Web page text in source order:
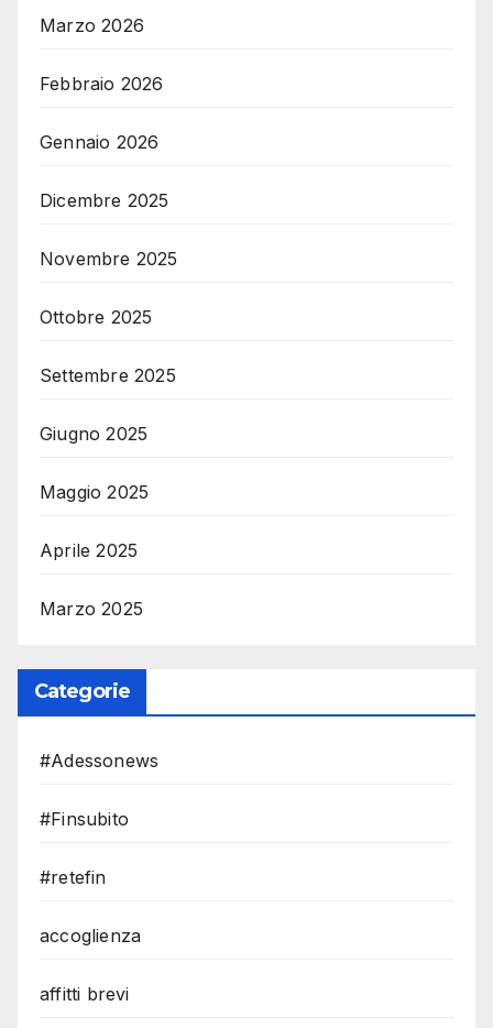
Marzo 2026
Febbraio 2026
Gennaio 2026
Dicembre 2025
Novembre 2025
Ottobre 2025
Settembre 2025
Giugno 2025
Maggio 2025
Aprile 2025
Marzo 2025
Categorie
#Adessonews
#Finsubito
#retefin
accoglienza
affitti brevi